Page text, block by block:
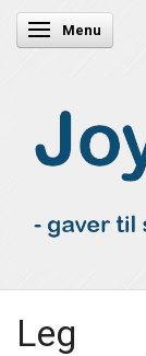
Skifte navigation
Menu
Leg